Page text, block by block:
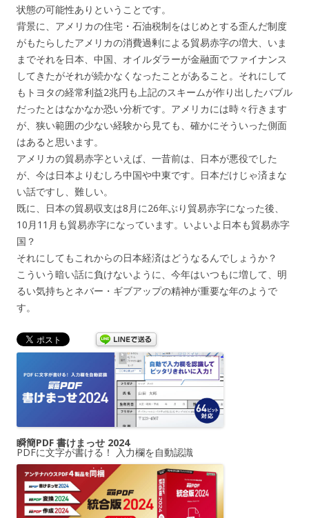
状態の可能性ありということです。
背景に、アメリカの住宅・石油税制をはじめとする歪んだ制度
がもたらしたアメリカの消費過剰による貿易赤字の増大、いま
までそれを日本、中国、オイルダラーが金融面でファイナンス
してきたがそれが続かなくなったことがあること。それにして
もトヨタの経常利益2兆円も上記のスキームが作り出したバブル
だったとはなかなか恐い分析です。アメリカには時々行きます
が、狭い範囲の少ない経験から見ても、確かにそういった側面
はあると思います。
アメリカの貿易赤字といえば、一昔前は、日本が悪役でした
が、今は日本よりむしろ中国や中東です。日本だけじゃ済まな
い話ですし、難しい。
既に、日本の貿易収支は8月に26年ぶり貿易赤字になった後、
10月11月も貿易赤字になっています。いよいよ日本も貿易赤字
国？
それにしてもこれからの日本経済はどうなるんでしょうか？
こういう暗い話に負けないように、今年はいつもに増して、明
るい気持ちとネバー・ギブアップの精神が重要な年のようで
す。
瞬簡PDF 書けまっせ 2024
PDFに文字が書ける！ 入力欄を自動認識